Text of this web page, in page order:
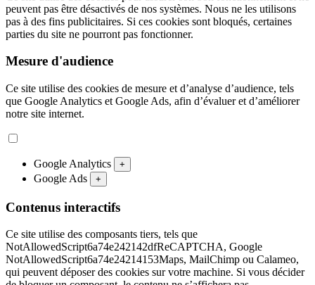
peuvent pas être désactivés de nos systèmes. Nous ne les utilisons
pas à des fins publicitaires. Si ces cookies sont bloqués, certaines
parties du site ne pourront pas fonctionner.
Mesure d'audience
Ce site utilise des cookies de mesure et d’analyse d’audience, tels
que Google Analytics et Google Ads, afin d’évaluer et d’améliorer
notre site internet.
Google Analytics +
Google Ads +
Contenus interactifs
Ce site utilise des composants tiers, tels que
NotAllowedScript6a74e242142dfReCAPTCHA, Google
NotAllowedScript6a74e24214153Maps, MailChimp ou Calameo,
qui peuvent déposer des cookies sur votre machine. Si vous décider